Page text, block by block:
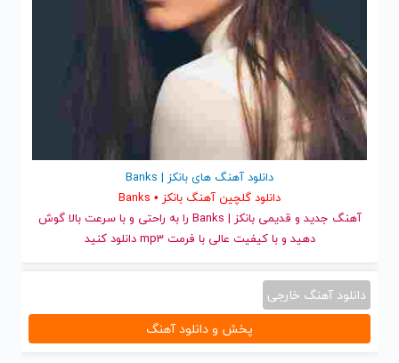
دانلود آهنگ های بانکز | Banks
دانلود گلچین آهنگ بانکز • Banks
آهنگ جدید
و قدیمی بانکز | Banks را به راحتی و با سرعت بالا گوش
دهید و با کیفیت عالی با فرمت mp3 دانلود کنید
دانلود آهنگ خارجی
پخش و دانلود آهنگ